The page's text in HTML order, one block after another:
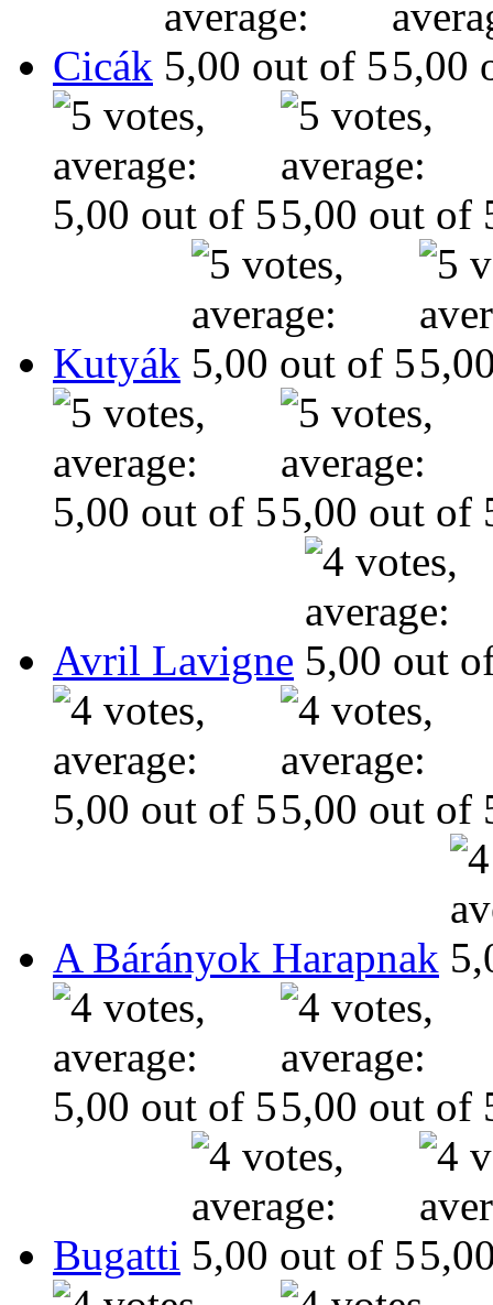
Cicák
Kutyák
Avril Lavigne
A Bárányok Harapnak
Bugatti